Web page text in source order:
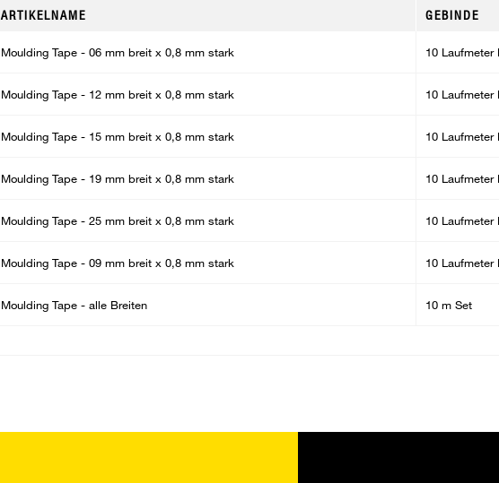
ARTIKELNAME GEBINDE
Moulding Tape - 06 mm breit x 0,8 mm stark 10 Laufmeter
Moulding Tape - 12 mm breit x 0,8 mm stark 10 Laufmeter
Moulding Tape - 15 mm breit x 0,8 mm stark 10 Laufmeter
Moulding Tape - 19 mm breit x 0,8 mm stark 10 Laufmeter
Moulding Tape - 25 mm breit x 0,8 mm stark 10 Laufmeter
Moulding Tape - 09 mm breit x 0,8 mm stark 10 Laufmeter
Moulding Tape - alle Breiten 10 m Set